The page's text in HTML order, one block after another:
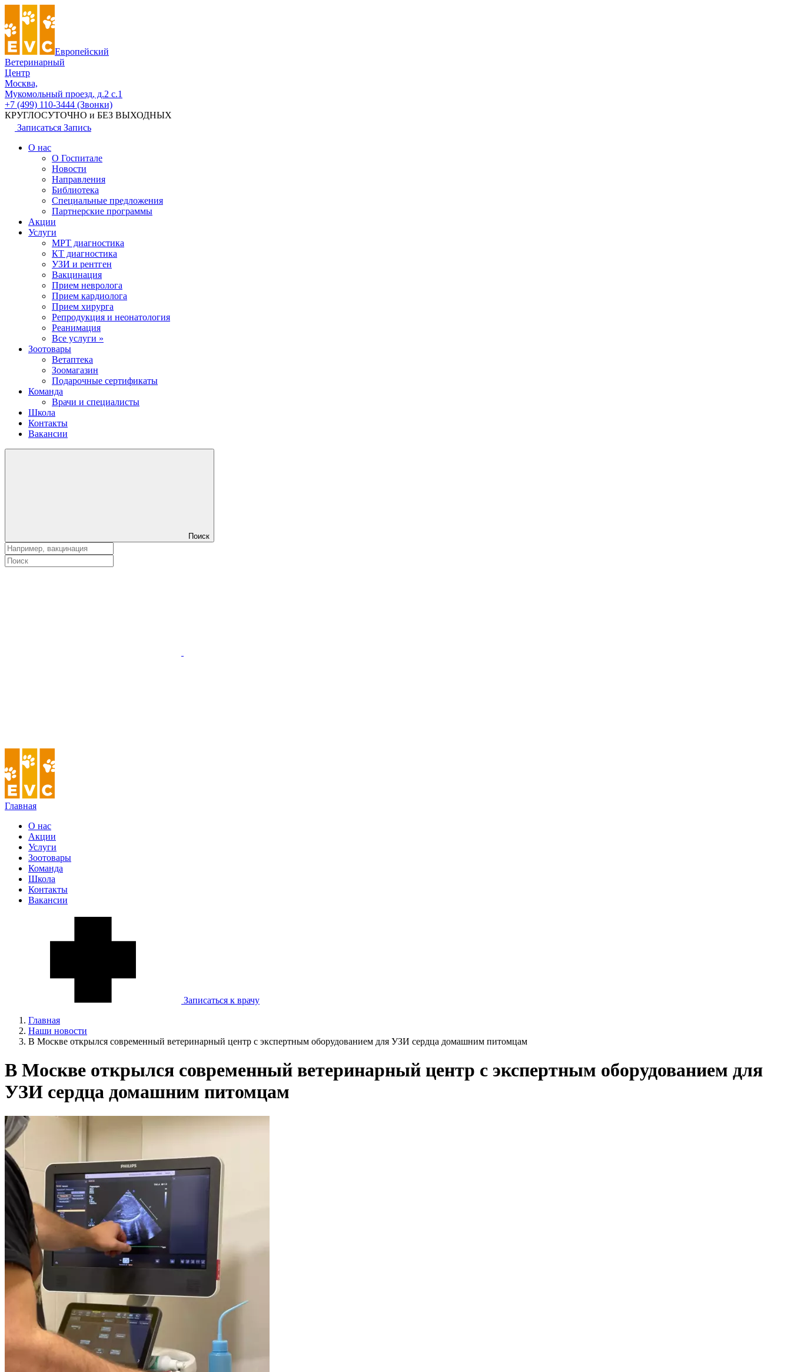
Европейский
Ветеринарный
Центр
Москва,
Мукомольный проезд, д.2 с.1
+7 (499) 110-3444 (Звонки)
КРУГЛОСУТОЧНО и БЕЗ ВЫХОДНЫХ
Записаться Запись
О нас
О Госпитале
Новости
Направления
Библиотека
Специальные предложения
Партнерские программы
Акции
Услуги
МРТ диагностика
КТ диагностика
УЗИ и рентген
Вакцинация
Прием невролога
Прием кардиолога
Прием хирурга
Репродукция и неонатология
Реанимация
Все услуги »
Зоотовары
Ветаптека
Зоомагазин
Подарочные сертификаты
Команда
Врачи и специалисты
Школа
Контакты
Вакансии
Поиск
Главная
О нас
Акции
Услуги
Зоотовары
Команда
Школа
Контакты
Вакансии
Записаться к врачу
Главная
Наши новости
В Москве открылся современный ветеринарный центр с экспертным оборудованием для УЗИ сердца домашним питомцам
В Москве открылся современный ветеринарный центр с экспертным оборудованием для
УЗИ сердца домашним питомцам